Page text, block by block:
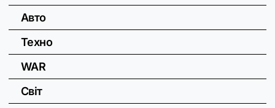
Авто
Техно
WAR
Світ